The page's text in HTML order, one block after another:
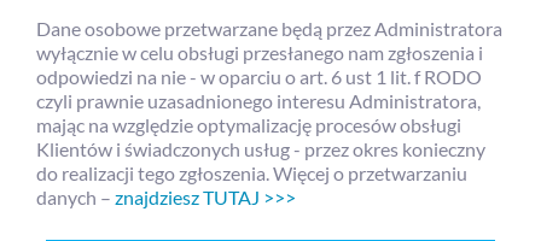
Dane osobowe przetwarzane będą przez Administratora
wyłącznie w celu obsługi przesłanego nam zgłoszenia i
odpowiedzi na nie - w oparciu o art. 6 ust 1 lit. f RODO
czyli prawnie uzasadnionego interesu Administratora,
mając na względzie optymalizację procesów obsługi
Klientów i świadczonych usług - przez okres konieczny
do realizacji tego zgłoszenia. Więcej o przetwarzaniu
danych – znajdziesz TUTAJ >>>